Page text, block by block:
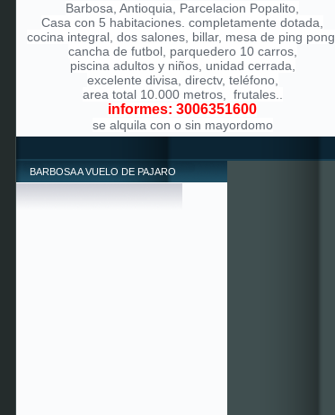
Barbosa, Antioquia, Parcelacion Popalito,
Casa con 5 habitaciones. completamente dotada,
cocina integral, dos salones, billar, mesa de ping pong,
cancha de futbol, parquedero 10 carros,
piscina adultos y niños, unidad cerrada,
excelente divisa, directv, teléfono,
area total 10.000 metros, frutales..
informes: 3006351600
se alquila con o sin mayordomo
BARBOSA A VUELO DE PAJARO